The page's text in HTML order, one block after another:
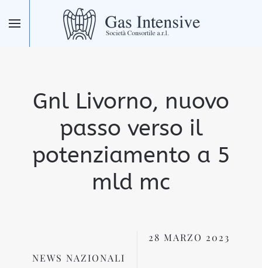
Skip to main content
Gnl Livorno, nuovo
passo verso il
potenziamento a 5
mld mc
NEWS NAZIONALI
28 MARZO 2023